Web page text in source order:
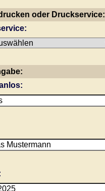
oder Druckservice: